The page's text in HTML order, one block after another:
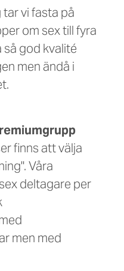
vi fasta på
om sex till fyra
god kvalité
men ändå i
finns att välja
Våra
deltagare per
men med